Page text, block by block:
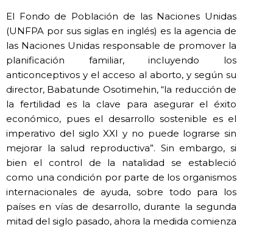
El Fondo de Población de las Naciones Unidas
(UNFPA por sus siglas en inglés) es la agencia de
las Naciones Unidas responsable de promover la
planificación familiar, incluyendo los
anticonceptivos y el acceso al aborto, y según su
director, Babatunde Osotimehin, “la reducción de
la fertilidad es la clave para asegurar el éxito
económico, pues el desarrollo sostenible es el
imperativo del siglo XXI y no puede lograrse sin
mejorar la salud reproductiva”. Sin embargo, si
bien el control de la natalidad se estableció
como una condición por parte de los organismos
internacionales de ayuda, sobre todo para los
países en vías de desarrollo, durante la segunda
mitad del siglo pasado, ahora la medida comienza